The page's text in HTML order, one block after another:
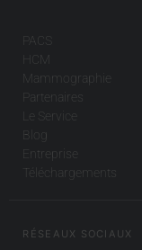
PACS
HCM
Mammographie
Partenaires
Le Service
Blog
Entreprise
Téléchargements
RÉSEAUX SOCIAUX